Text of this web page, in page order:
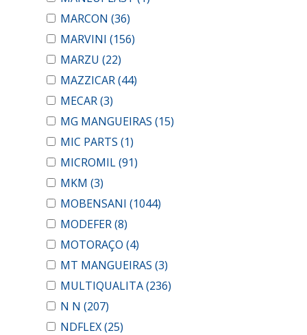
MARCON (36)
MARVINI (156)
MARZU (22)
MAZZICAR(44)
MECAR(3)
MG MANGUEIRAS (15)
MIC PARTS (1)
MICROMIL(91)
MKM (3)
MOBENSANI (1044)
MODEFER(8)
MOTORAÇO (4)
MT MANGUEIRAS (3)
MULTIQUALITA(236)
N N (207)
NDFLEX(25)